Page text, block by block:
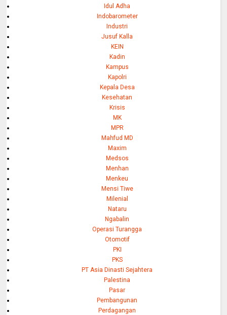
Idul Adha
Indobarometer
Industri
Jusuf Kalla
KEIN
Kadin
Kampus
Kapolri
Kepala Desa
Kesehatan
Krisis
MK
MPR
Mahfud MD
Maxim
Medsos
Menhan
Menkeu
Mensi Tiwe
Milenial
Nataru
Ngabalin
Operasi Turangga
Otomotif
PKI
PKS
PT Asia Dinasti Sejahtera
Palestina
Pasar
Pembangunan
Perdagangan